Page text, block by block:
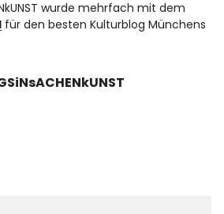
wurde mehrfach mit dem
für den besten Kulturblog Münchens